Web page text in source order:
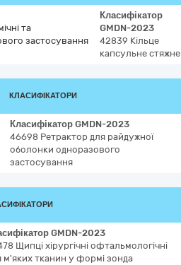
та
застосування
Класифікатор
GMDN-2023
42839 Кільце
капсульне стяжне
КЛАСИФІКАТОРИ
Класифікатор GMDN-2023
46698 Ретрактор для райдужної
оболонки одноразового
застосування
GMDN-2023
Щипці хірургічні офтальмологічні
м'яких тканин у формі зонда